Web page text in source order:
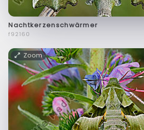
Nachtkerzenschwärmer
f92160
Zoom